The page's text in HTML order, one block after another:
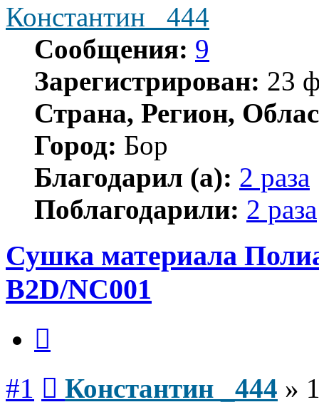
Константин _444
Сообщения: 9
Зарегистрирован: 23
Страна, Регион,
Город: Бор
Благодарил (а): 2 раза
Поблагодарили: 2 раза
Сушка материала
B2D/NC001
#1 Константин _444 »